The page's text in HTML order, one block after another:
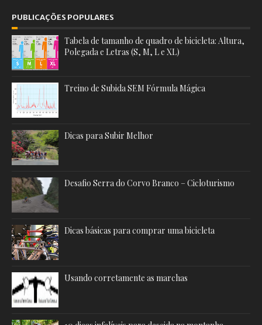
PUBLICAÇÕES POPULARES
Tabela de tamanho de quadro de bicicleta: Altura,
Polegada e Letras (S, M, L e XL)
Treino de Subida SEM Fórmula Mágica
Dicas para Subir Melhor
Desafio Serra do Corvo Branco – Cicloturismo
Dicas básicas para comprar uma bicicleta
Usando corretamente as marchas